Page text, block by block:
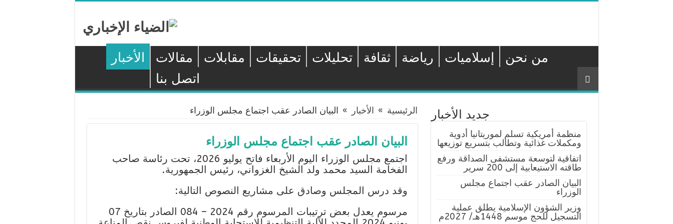
الأخبار مقالات مقابلات تحقيقات تحليلات ثقافة رياضة إسلاميات
من نحن
اتصل بنا
الرئيسية » الأخبار » البيان الصادر عقب اجتماع مجلس الوزراء
البيان الصادر عقب اجتماع مجلس الوزراء
اجتمع مجلس الوزراء اليوم الأربعاء فاتح يوليو 2026، تحت رئاسة صاحب
الفخامة السيد محمد ولد الشيخ الغزواني، رئيس الجمهورية.
وقد درس المجلس وصادق على مشاريع النصوص التالية:
مرسوم يعدل بعض ترتيبات المرسوم رقم 2024 – 084 الصادر بتاريخ 07
جديد الأخبار
منظمة أمريكية تسلم لموريتانيا أدوية
ومكملات غذائية وتطالب بتسريع توزيعها
اتفاقية لتوسعة مستشفى الصداقة ورفع
طاقته الاستيعابية إلى 200 سرير
البيان الصادر عقب اجتماع مجلس
الوزراء
وزير الشؤون الإسلامية يطلق عملية
التسجيل للحج موسم 1448هـ/ 2027م